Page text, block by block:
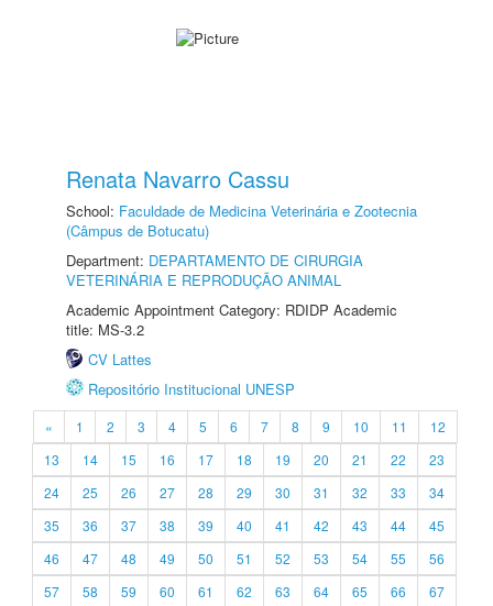
Renata Navarro Cassu
School: Faculdade de Medicina Veterinária e Zootecnia
(Câmpus de Botucatu)
Department: DEPARTAMENTO DE CIRURGIA
VETERINÁRIA E REPRODUÇÃO ANIMAL
Academic Appointment Category: RDIDP Academic
title: MS-3.2
CV Lattes
Repositório Institucional UNESP
« 1 2 3 4 5 6 7 8 9 10 11
12
13
14 15 16 17 18 19 20 21 22
23
24
25 26 27 28 29 30 31 32 33
34
35
36 37 38 39 40 41 42 43 44
45
46
47 48 49 50 51 52 53 54 55
56
57
58 59 60 61 62 63 64 65 66
67